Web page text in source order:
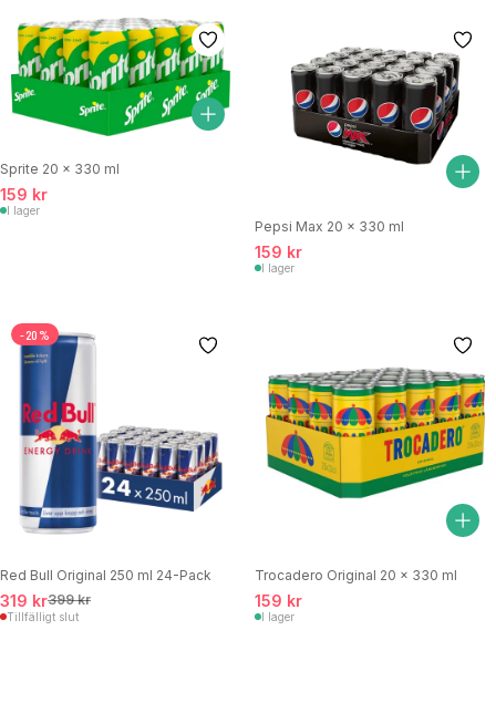
Sprite 20 x 330 ml
159 kr
I lager
Pepsi Max 20 x 330 ml
159 kr
I lager
-20%
Red Bull Original 250 ml 24-Pack
319 kr399 kr
Tillfälligt slut
Trocadero Original 20 x 330 ml
159 kr
I lager